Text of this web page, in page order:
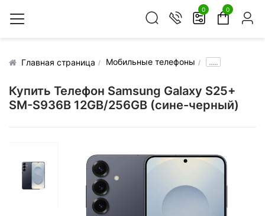
0 0
Главная страница Мобильные телефоны .....
Купить Телефон Samsung Galaxy S25+
SM-S936B 12GB/256GB (сине-черный)